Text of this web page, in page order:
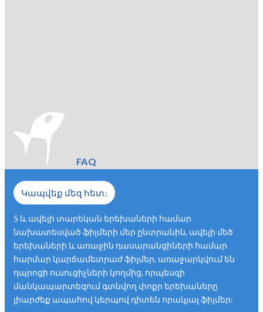
FAQ
Կապվեք մեզ հետ։
5 և ավելի տարեկան երեխաների համար
նախատեսված ֆիլմերի մեր ընտրանին, ավելի մեծ
երեխաների և առաջին դասարանցիների համար
հարմար կարճամետրաժ ֆիլմեր, առաջարկվում են
դպրոցի ուսուցիչների կողմից, որպեսզի
մանկապարտեզում գտնվող փոքր երեխաները
լիարժեք ապահով կերպով դիտեն որակյալ ֆիլմեր: